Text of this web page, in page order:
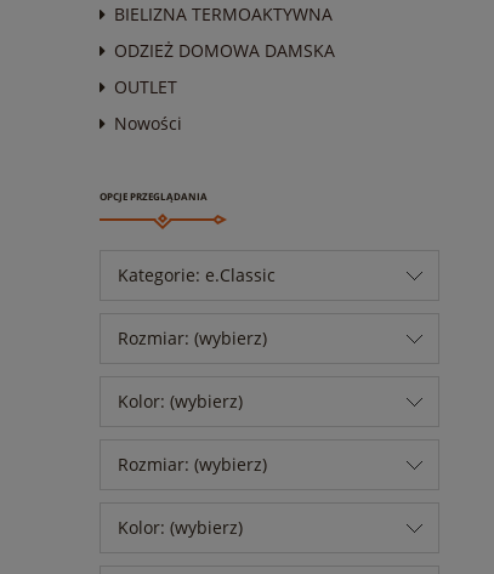
BIELIZNA TERMOAKTYWNA
ODZIEŻ DOMOWA DAMSKA
OUTLET
Nowości
OPCJE PRZEGLĄDANIA
Kategorie: e.Classic
Rozmiar: (wybierz)
Kolor: (wybierz)
Rozmiar: (wybierz)
Kolor: (wybierz)